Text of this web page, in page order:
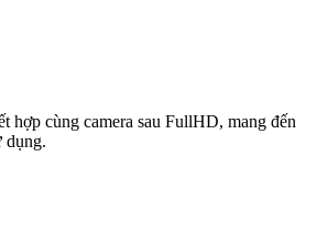
hợp cùng camera sau FullHD, mang đến
dụng.